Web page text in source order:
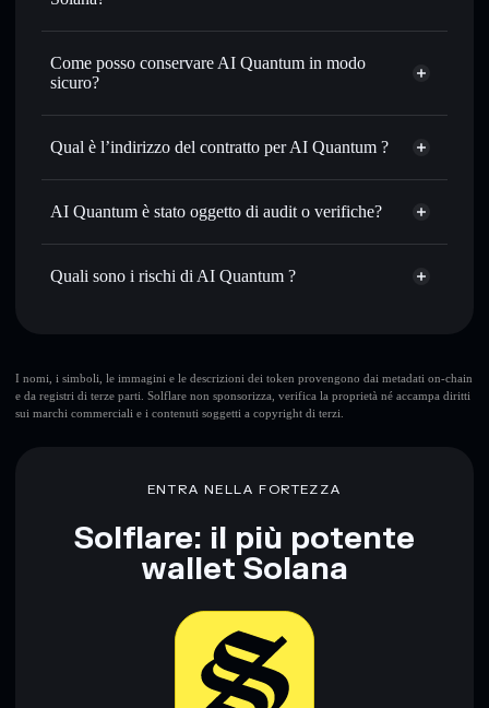
prezzo desiderato di AIQ
Usare il DCA
AIQ nel tempo
Inviare in modo riservato
— trasferisci AIQ senza
collegare pubblicamente i wallet usando l’Aggregatore di
privacy incorporato di Solflare
Monitorare in tempo reale — conosci prezzo, volume,
wallet non-custodial all’interno del quale hai il pieno ed
Aggregatore di privacy
AI Quantum
Come posso conservare AI Quantum in modo
sicuro?
AI Quantum
Aggregatore di privacy
Qual è l’indirizzo del contratto per AI Quantum ?
AI Quantum
AI Quantum è stato oggetto di audit o verifiche?
AI Quantum non è verificato
Quali sono i rischi di AI Quantum ?
I nomi, i simboli, le immagini e le descrizioni dei token provengono dai metadati on-chain
e da registri di terze parti. Solflare non sponsorizza, verifica la proprietà né accampa diritti
sui marchi commerciali e i contenuti soggetti a copyright di terzi.
ENTRA NELLA FORTEZZA
Solflare: il più potente
wallet Solana